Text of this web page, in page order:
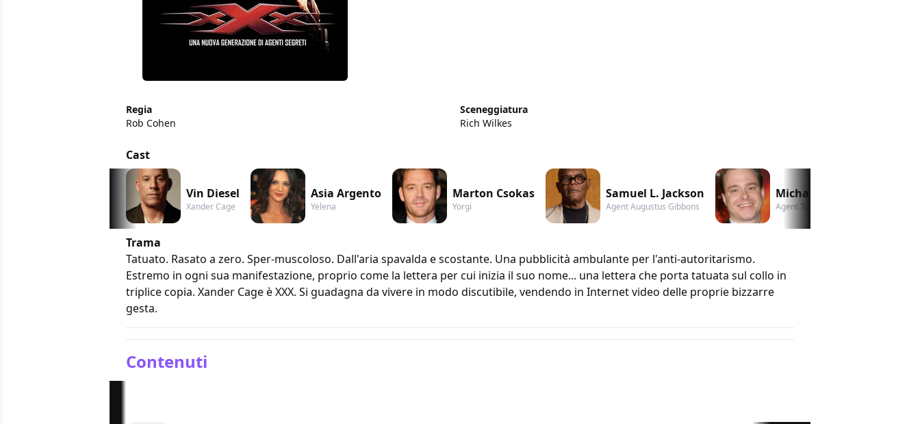
Regia
Rob Cohen
Sceneggiatura
Rich Wilkes
Cast
Vin Diesel
Xander Cage
Asia Argento
Yelena
Marton Csokas
Yorgi
Samuel L. Jackson
Agent Augustus Gibbons
Michael Roof
Agent Toby Lee Shavers
Trama
Tatuato. Rasato a zero. Sper-muscoloso. Dall'aria spavalda e scostante. Una pubblicità ambulante per l'anti-autoritarismo.
Estremo in ogni sua manifestazione, proprio come la lettera per cui inizia il suo nome... una lettera che porta tatuata sul collo in
triplice copia. Xander Cage è XXX. Si guadagna da vivere in modo discutibile, vendendo in Internet video delle proprie bizzarre
gesta.
Contenuti